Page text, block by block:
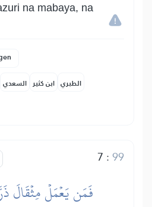
na mabaya, na
السعدي ابن كثير الطبري
7 :99
فَمَن يَعۡمَلۡ مِثۡقَالَ